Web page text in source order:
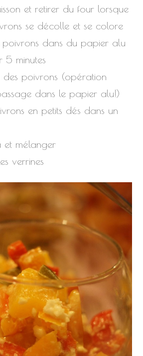
et retirer du four lorsque
se décolle et se colore
poivrons dans du papier alu
5 minutes
des poivrons (opération
dans le papier alu!)
en petits dés dans un
et mélanger
verrines